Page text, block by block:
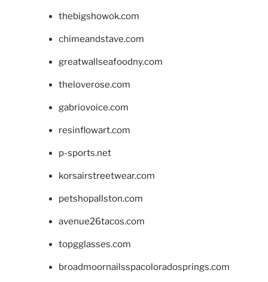
thebigshowok.com
chimeandstave.com
greatwallseafoodny.com
theloverose.com
gabriovoice.com
resinflowart.com
p-sports.net
korsairstreetwear.com
petshopallston.com
avenue26tacos.com
topgglasses.com
broadmoornailsspacoloradosprings.com